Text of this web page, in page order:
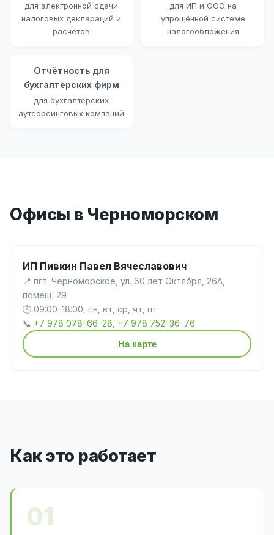
для электронной сдачи
налоговых деклараций и
расчётов
для ИП и ООО на
упрощённой системе
налогообложения
Отчётность для
бухгалтерских фирм
для бухгалтерских
аутсорсинговых компаний
Офисы в Черноморском
ИП Пивкин Павел Вячеславович
📍 пгт. Черноморское, ул. 60 лет Октября, 26А,
помещ. 29
🕒 09:00-18:00, пн, вт, ср, чт, пт
📞 +7 978 078-66-28, +7 978 752-36-76
На карте
Как это работает
01